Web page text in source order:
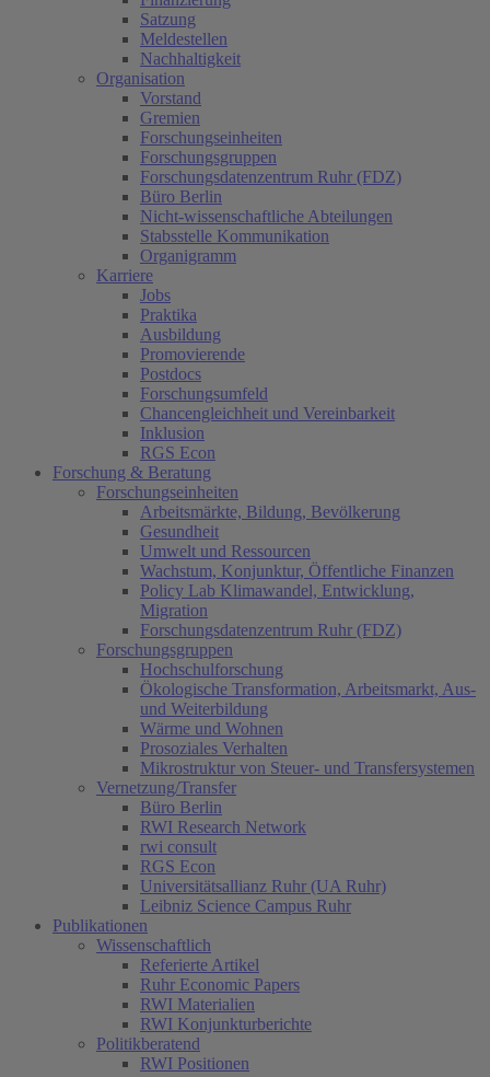
Satzung
Meldestellen
Nachhaltigkeit
Organisation
Vorstand
Gremien
Forschungseinheiten
Forschungsgruppen
Forschungsdatenzentrum Ruhr (FDZ)
Büro Berlin
Nicht-wissenschaftliche Abteilungen
Stabsstelle Kommunikation
Organigramm
Karriere
Jobs
Praktika
Ausbildung
Promovierende
Postdocs
Forschungsumfeld
Chancengleichheit und Vereinbarkeit
Inklusion
RGS Econ
Forschung & Beratung
Forschungseinheiten
Arbeitsmärkte, Bildung, Bevölkerung
Gesundheit
Umwelt und Ressourcen
Wachstum, Konjunktur, Öffentliche Finanzen
Policy Lab Klimawandel, Entwicklung,
Migration
Forschungsdatenzentrum Ruhr (FDZ)
Forschungsgruppen
Hochschulforschung
Ökologische Transformation, Arbeitsmarkt, Aus-
und Weiterbildung
Wärme und Wohnen
Prosoziales Verhalten
Mikrostruktur von Steuer- und Transfersystemen
Vernetzung/Transfer
Büro Berlin
RWI Research Network
rwi consult
RGS Econ
Universitätsallianz Ruhr (UA Ruhr)
Leibniz Science Campus Ruhr
Publikationen
Wissenschaftlich
Referierte Artikel
Ruhr Economic Papers
RWI Materialien
RWI Konjunkturberichte
Politikberatend
RWI Positionen